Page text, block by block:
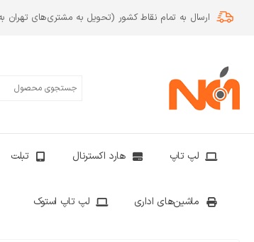
ارسال به تمام نقاط کشور (تحویل به مشتری‌های
لپ تاپ هارد اکسترنال تبلت
ماشین‌های اداری لپ تاپ استوک